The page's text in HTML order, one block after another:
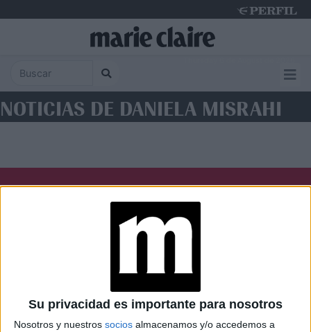
Su privacidad es importante para nosotros
Nosotros y nuestros socios almacenamos y/o accedemos a
NOTICIAS DE DANIELA MISRAHI
Caras Noticias
Weekend Parabrisas
Look
Luz Mía Lunateen Break BATimes